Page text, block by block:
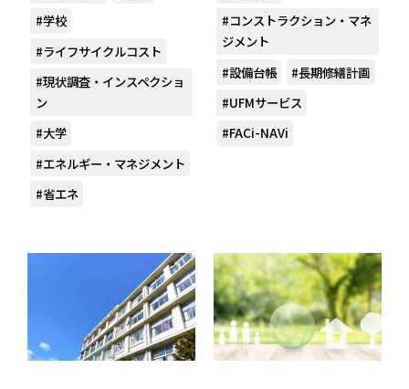
#学校
#ライフサイクルコスト
#現状調査・インスペクショ
ン
#大学
#エネルギー・マネジメント
#省エネ
#コンストラクション・マネ
ジメント
#設備台帳
#長期修繕計画
#UFMサービス
#FACi-NAVi